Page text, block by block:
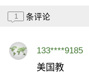
1 条评论
133****9185
美国教